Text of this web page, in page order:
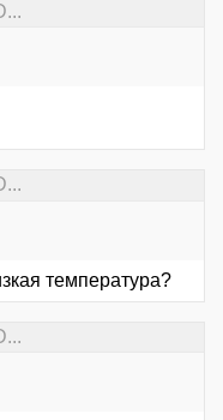
температура?